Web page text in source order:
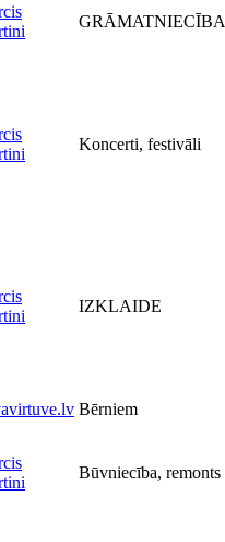
GRĀMATNIECĪBA
Koncerti, festivāli
IZKLAIDE
Bērniem
Būvniecība, remonts